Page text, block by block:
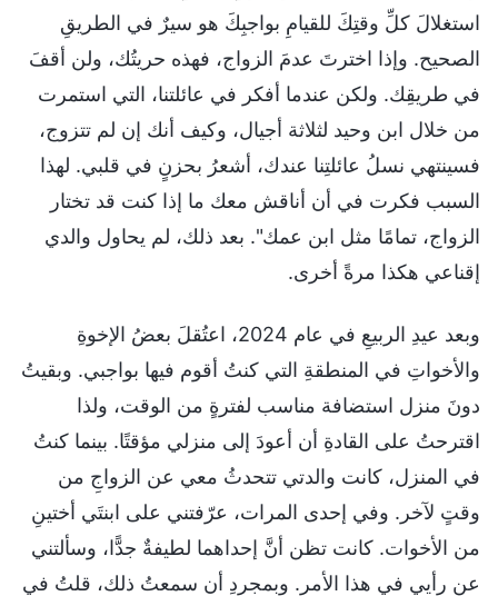
استغلالَ كلِّ وقتِكَ للقيامِ بواجبِكَ هو سيرٌ في الطريقِ
الصحيح. وإذا اخترتَ عدمَ الزواج، فهذه حريتُك، ولن أقفَ
في طريقِك. ولكن عندما أفكر في عائلتنا، التي استمرت
من خلال ابن وحيد لثلاثة أجيال، وكيف أنك إن لم تتزوج،
فسينتهي نسلُ عائلتِنا عندك، أشعرُ بحزنٍ في قلبي. لهذا
السبب فكرت في أن أناقش معك ما إذا كنت قد تختار
الزواج، تمامًا مثل ابن عمك". بعد ذلك، لم يحاول والدي
إقناعي هكذا مرةً أخرى.
وبعد عيدِ الربيعِ في عام 2024، اعتُقلَ بعضُ الإخوةِ
والأخواتِ في المنطقةِ التي كنتُ أقوم فيها بواجبي. وبقيتُ
دونَ منزل استضافة مناسب لفترةٍ من الوقت، ولذا
اقترحتُ على القادةِ أن أعودَ إلى منزلي مؤقتًا. بينما كنتُ
في المنزل، كانت والدتي تتحدثُ معي عن الزواجِ من
وقتٍ لآخر. وفي إحدى المرات، عرّفتني على ابنتَي أختينِ
من الأخوات. كانت تظن أنَّ إحداهما لطيفةٌ جدًّا، وسألتني
عن رأيي في هذا الأمر. وبمجردِ أن سمعتُ ذلك، قلتُ في